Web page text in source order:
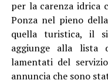
per la carenza idrica
Ponza nel pieno
quella turistica, il
aggiunge alla lista
lamentati del
annuncia che sono